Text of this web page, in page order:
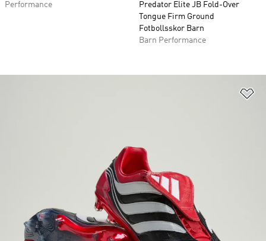
Performance
Predator Elite JB Fold-Over
Tongue Firm Ground
Fotbollsskor Barn
Barn Performance